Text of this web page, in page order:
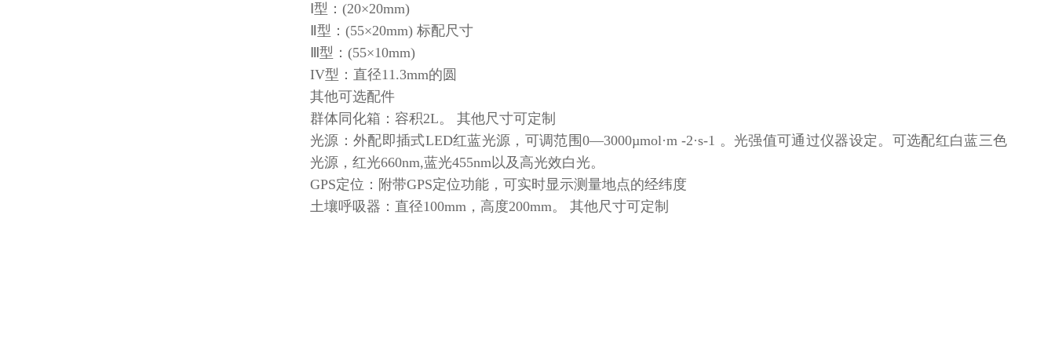
Ⅰ型：(20×20mm)
Ⅱ型：(55×20mm) 标配尺寸
Ⅲ型：(55×10mm)
IV型：直径11.3mm的圆
其他可选配件
群体同化箱：容积2L。 其他尺寸可定制
光源：外配即插式LED红蓝光源，可调范围0—3000µmol·m -2·s-1 。光强值可通过仪器设定。可选配红白蓝三色
光源，红光660nm,蓝光455nm以及高光效白光。
GPS定位：附带GPS定位功能，可实时显示测量地点的经纬度
土壤呼吸器：直径100mm，高度200mm。 其他尺寸可定制